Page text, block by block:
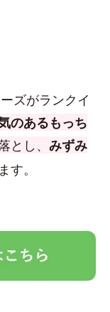
ズがランクイ
のあるもっち
とし、 みずみ
す。